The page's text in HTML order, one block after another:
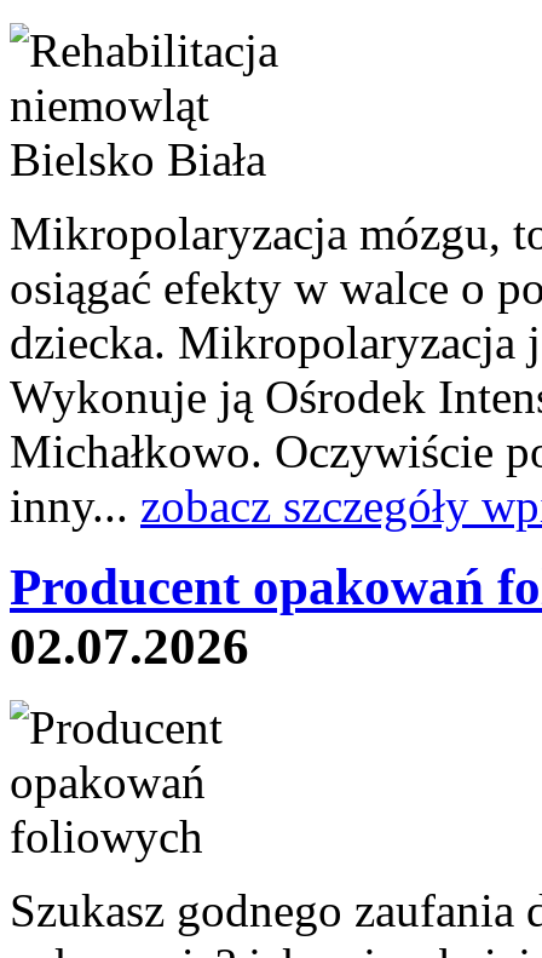
Mikropolaryzacja mózgu,
osiągać efekty w walce o
dziecka. Mikropolaryzacja
Wykonuje ją Ośrodek
Michałkowo. Oczywiście
inny... zobacz szczegóły
Producent opakowań
02.07.2026
Szukasz godnego